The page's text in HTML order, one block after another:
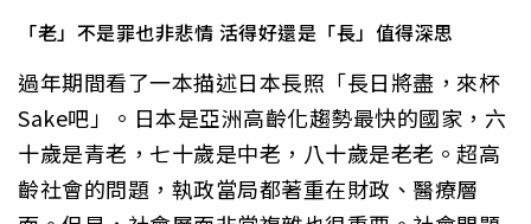
「老」不是罪也非悲情 活得好還是「長」值得深思
過年期間看了一本描述日本長照「長日將盡，來杯
Sake吧」。日本是亞洲高齡化趨勢最快的國家，六
十歲是青老，七十歲是中老，八十歲是老老。超高
齡社會的問題，執政當局都著重在財政、醫療層